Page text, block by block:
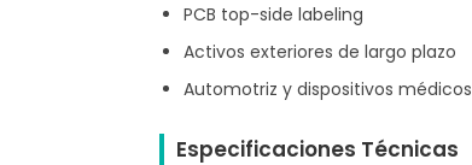
PCB top-side labeling
Activos exteriores de largo plazo
Automotriz y dispositivos médicos
Especificaciones Técnicas